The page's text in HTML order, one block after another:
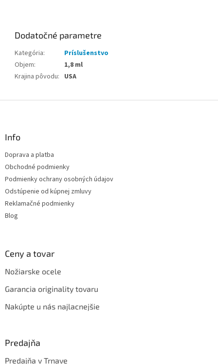
Dodatočné parametre
Kategória:
Príslušenstvo
Objem:
1,8 ml
Krajina pôvodu: USA
Info
Doprava a platba
Obchodné podmienky
Podmienky ochrany osobných údajov
Odstúpenie od kúpnej zmluvy
Reklamačné podmienky
Blog
Ceny a tovar
Nožiarske ocele
Garancia originality tovaru
Nakúpte u nás najlacnejšie
Predajňa
Predajňa v Trnave